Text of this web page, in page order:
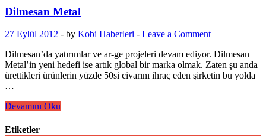
Dilmesan Metal
27 Eylül 2012 - by Kobi Haberleri - Leave a Comment
Dilmesan’da yatırımlar ve ar-ge projeleri devam ediyor. Dilmesan
Metal’in yeni hedefi ise artık global bir marka olmak. Zaten şu anda
ürettikleri ürünlerin yüzde 50si civarını ihraç eden şirketin bu yolda
…
Dilmesan
Devamını Oku
Etiketler